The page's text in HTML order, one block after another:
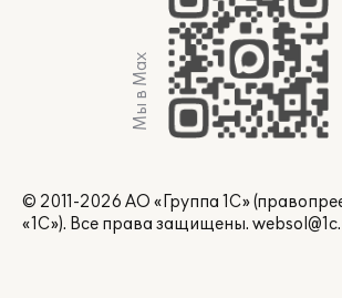
Мы в Max
© 2011-2026 АО «Группа 1С»
«1С»). Все права защищены.